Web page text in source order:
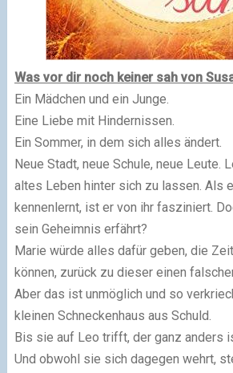
Was vor dir noch keiner sah von
Ein Mädchen und ein Junge.
Eine Liebe mit Hindernissen.
Ein Sommer, in dem sich alles ändert.
Neue Stadt, neue Schule, neue Leute.
altes Leben hinter sich zu lassen. Als
kennenlernt, ist er von ihr fasziniert.
sein Geheimnis erfährt?
Marie würde alles dafür geben, die
können, zurück zu dieser einen
Aber das ist unmöglich und so
kleinen Schneckenhaus aus Schuld.
Bis sie auf Leo trifft, der ganz anders
Und obwohl sie sich dagegen wehrt,